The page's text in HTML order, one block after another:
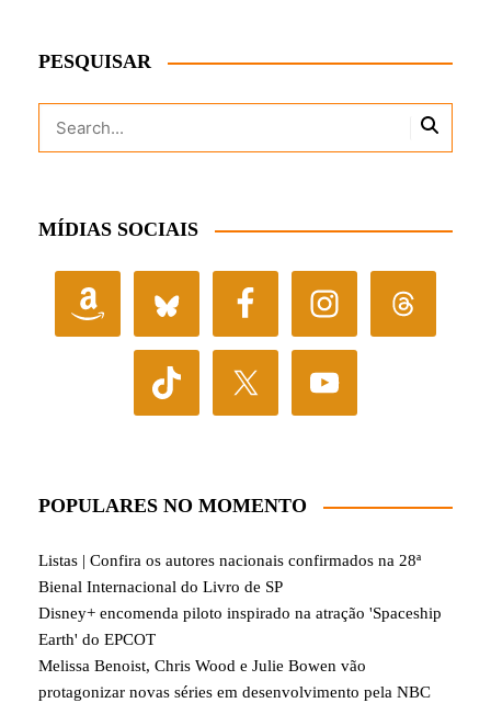
PESQUISAR
MÍDIAS SOCIAIS
POPULARES NO MOMENTO
Listas | Confira os autores nacionais confirmados na 28ª
Bienal Internacional do Livro de SP
Disney+ encomenda piloto inspirado na atração 'Spaceship
Earth' do EPCOT
Melissa Benoist, Chris Wood e Julie Bowen vão
protagonizar novas séries em desenvolvimento pela NBC